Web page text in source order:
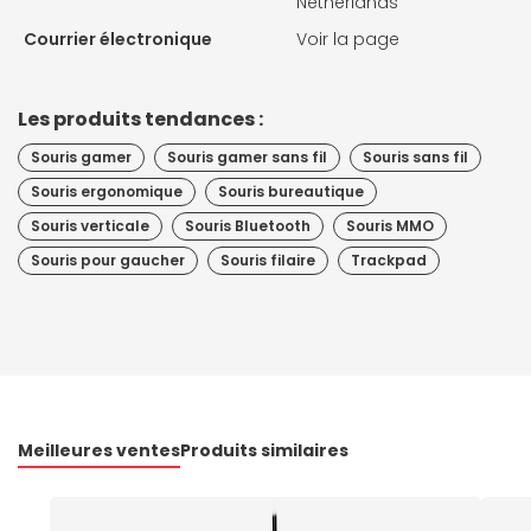
Courrier électronique
Voir la page
Les produits tendances :
Souris gamer Souris gamer sans fil
Souris sans fil
Souris ergonomique
Souris bureautique
Souris verticale
Souris Bluetooth
Souris MMO
Souris pour gaucher
Souris filaire Trackpad
Meilleures ventesProduits similaires